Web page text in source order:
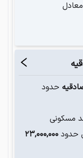
معادل
حدود
مسکونی
حدود ۲۳,۰۰۰,۰۰۰